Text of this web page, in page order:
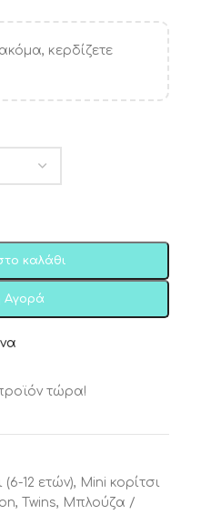
ακόμα, κερδίζετε
καλάθι
Αγορά
τώρα!
(6-12 ετών), Mini κορίτσι
, Twins, Μπλούζα /